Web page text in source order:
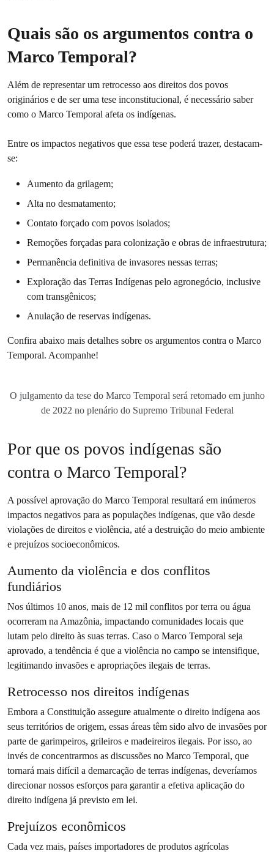
Quais são os argumentos contra o
Marco Temporal?
Além de representar um retrocesso aos direitos dos povos
originários e de ser uma tese inconstitucional, é necessário saber
como o Marco Temporal afeta os indígenas.
Entre os impactos negativos que essa tese poderá trazer, destacam-
se:
Aumento da grilagem;
Alta no desmatamento;
Contato forçado com povos isolados;
Remoções forçadas para colonização e obras de infraestrutura;
Permanência definitiva de invasores nessas terras;
Exploração das Terras Indígenas pelo agronegócio, inclusive
com transgênicos;
Anulação de reservas indígenas.
Confira abaixo mais detalhes sobre os argumentos contra o Marco
Temporal. Acompanhe!
O julgamento da tese do Marco Temporal será retomado em junho
de 2022 no plenário do Supremo Tribunal Federal
Por que os povos indígenas são
contra o Marco Temporal?
A possível aprovação do Marco Temporal resultará em inúmeros
impactos negativos para as populações indígenas, que vão desde
violações de direitos e violência, até a destruição do meio ambiente
e prejuízos socioeconômicos.
Aumento da violência e dos conflitos
fundiários
Nos últimos 10 anos, mais de 12 mil conflitos por terra ou água
ocorreram na Amazônia, impactando comunidades locais que
lutam pelo direito às suas terras. Caso o Marco Temporal seja
aprovado, a tendência é que a violência no campo se intensifique,
legitimando invasões e apropriações ilegais de terras.
Retrocesso nos direitos indígenas
Embora a Constituição assegure atualmente o direito indígena aos
seus territórios de origem, essas áreas têm sido alvo de invasões por
parte de garimpeiros, grileiros e madeireiros ilegais. Por isso, ao
invés de concentrarmos as discussões no Marco Temporal, que
tornará mais difícil a demarcação de terras indígenas, deveríamos
direcionar nossos esforços para garantir a efetiva aplicação do
direito indígena já previsto em lei.
Prejuízos econômicos
Cada vez mais, países importadores de produtos agrícolas